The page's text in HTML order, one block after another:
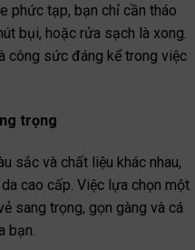
phức tạp, bạn chỉ cần tháo
bụi, hoặc rửa sạch là xong.
công sức đáng kể trong việc
trọng
sắc và chất liệu khác nhau,
cao cấp. Việc lựa chọn một
sang trọng, gọn gàng và cá
bạn.